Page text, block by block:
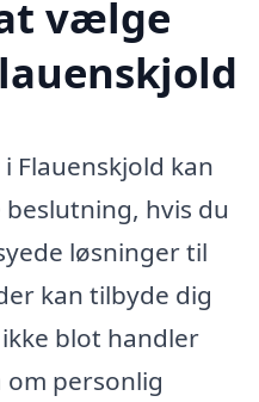
vælge
Flauenskjold kan
hvis du
løsninger til
kan tilbyde dig
blot handler
om personlig